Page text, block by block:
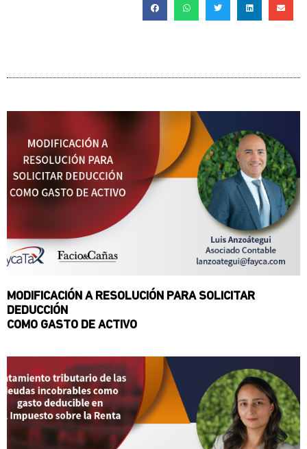
MODIFICACIÓN A RESOLUCIÓN PARA SOLICITAR
DEDUCCIÓN
COMO GASTO DE ACTIVO